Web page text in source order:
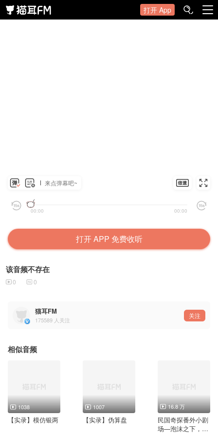
打开 App
来点弹幕吧~
00:00 00:00
打开 APP 免费收听
该音频不存在
0 0
猫耳FM
175589 人关注
关注
相似音频
1038
【实录】模仿银两
1007
【实录】伪算盘
16.8 万
民国奇探番外小剧
场—泡沫之下，上